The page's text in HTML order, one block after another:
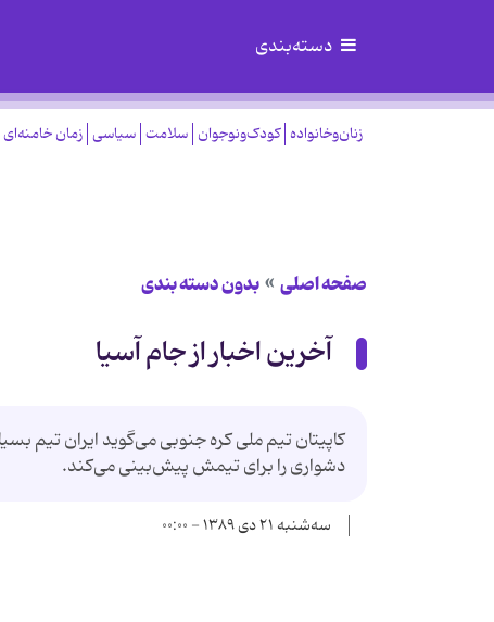
دسته‌بندی
زنان‌وخانواده کودک‌ونوجوان سلامت سیاسی زمان خامنه‌ای
صفحه اصلی بدون دسته بندی
آخرین اخبار از جام آسیا
كاپیتان تیم ملی كره جنوبی می‌گوید ایران تیم
دشواری را برای تیمش پیش‌بینی می‌كند.
سه‌شنبه ۲۱ دی ۱۳۸۹ - ۰۰:۰۰